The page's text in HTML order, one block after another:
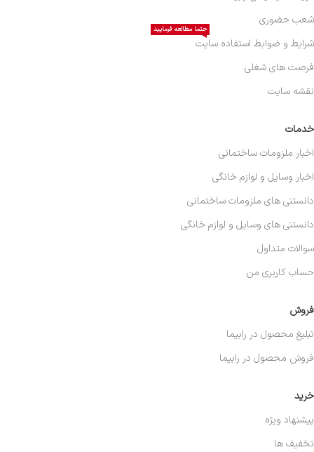
خرید
پیشنهاد ویژه
تخفیف ها
فروش
تبلیغ محصول در رابیما
فروش محصول در رابیما
خدمات
اخبار ملزومات ساختمانی
اخبار وسایل و لوازم خانگی
دانستنی های ملزومات ساختمانی
دانستنی های وسایل و لوازم خانگی
سوالات متداول
حساب کاربری من
شعب حضوری
شرایط و ضوابط استفاده سایت
حتما مطالعه فرمایید
فرصت های شغلی
نقشه سایت